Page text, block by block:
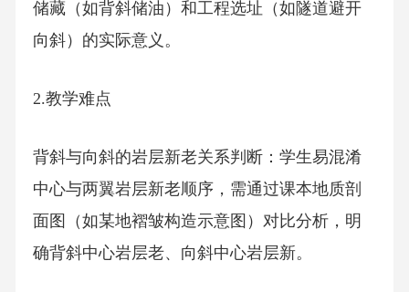
储藏（如背斜储油）和工程选址（如隧道避开
向斜）的实际意义。
2.教学难点
背斜与向斜的岩层新老关系判断：学生易混淆
中心与两翼岩层新老顺序，需通过课本地质剖
面图（如某地褶皱构造示意图）对比分析，明
确背斜中心岩层老、向斜中心岩层新。